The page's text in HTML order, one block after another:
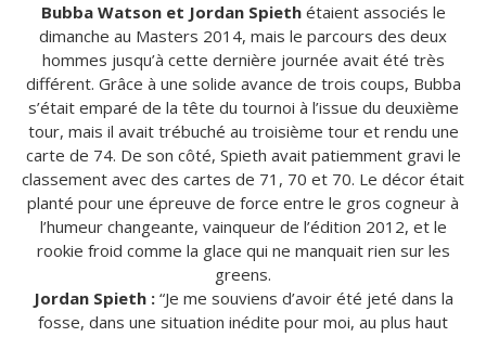
Bubba Watson et Jordan Spiethétaient associés le
dimanche au Masters 2014, mais le parcours des deux
hommes jusqu’à cette dernière journée avait été très
différent. Grâce à une solide avance de trois coups, Bubba
s’était emparé de la tête du tournoi à l’issue du deuxième
tour, mais il avait trébuché au troisième tour et rendu une
carte de 74. De son côté, Spieth avait patiemment gravi le
classement avec des cartes de 71, 70 et 70. Le décor était
planté pour une épreuve de force entre le gros cogneur à
l’humeur changeante, vainqueur de l’édition 2012, et le
rookie froid comme la glace qui ne manquait rien sur les
greens.
Jordan Spieth :“Je me souviens d’avoir été jeté dans la
fosse, dans une situation inédite pour moi, au plus haut